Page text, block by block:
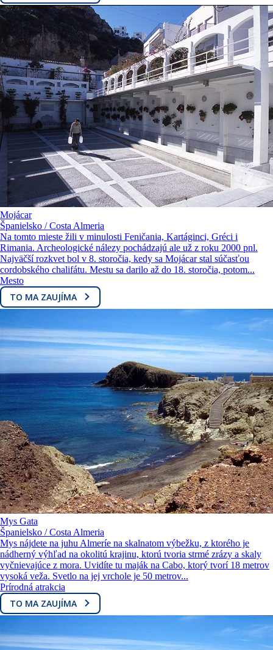
Mojácar
Španielsko / Costa Almeria
Na tomto mieste žili v minulosti Feničania, Kartáginci, Gréci i
Rimania. Archeologické nálezy pochádzajú ale už z roku 2000 pnl.
Najväčší rozkvet bol v 8. storočia, kedy sa Mojácar stal súčasťou
cordobského chalifátu. Mestu sa darilo až do 18. storočia, potom...
Mesto
TO MA ZAUJÍMA
Mys Gata
Španielsko / Costa Almeria
Mys nájdete na juhu Almeríe na skalnatom výbežku, z ktorého je
nádherný výhľad na okolitú krajinu, ktorú tvoria strmé zrázy a skaly
vyčnievajúce z mora. Uvidíte tu maják na Cabo, ktorý tvorí 18 metrov
vysoká veža. Svetlo na jej vrchole je 50 metrov...
Prírodná atrakcia
TO MA ZAUJÍMA